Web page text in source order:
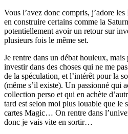
Vous l’avez donc compris, j’adore
en construire certains comme la
potentiellement avoir un retour sur
plusieurs fois le même set.
Je rentre dans un débat houleux, mais
investir dans des choses qui ne me
de la spéculation, et l’intérêt pour la
(même s’il existe). Un passionné qui
collection perso et qui en achète
tard est selon moi plus louable que le
cartes Magic… On rentre dans
donc je vais vite en sortir…